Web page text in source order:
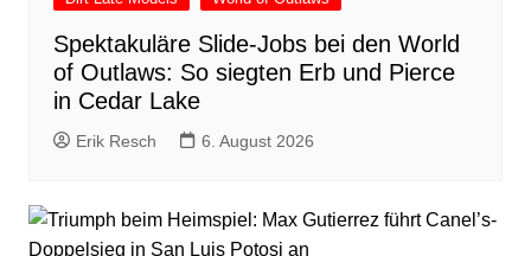
Spektakuläre Slide-Jobs bei den World
of Outlaws: So siegten Erb und Pierce
in Cedar Lake
Erik Resch 6. August 2026